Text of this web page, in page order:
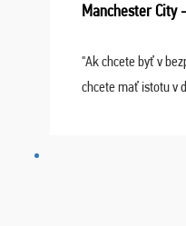
Manchester City
"Ak chcete byť v
chcete mať istotu v